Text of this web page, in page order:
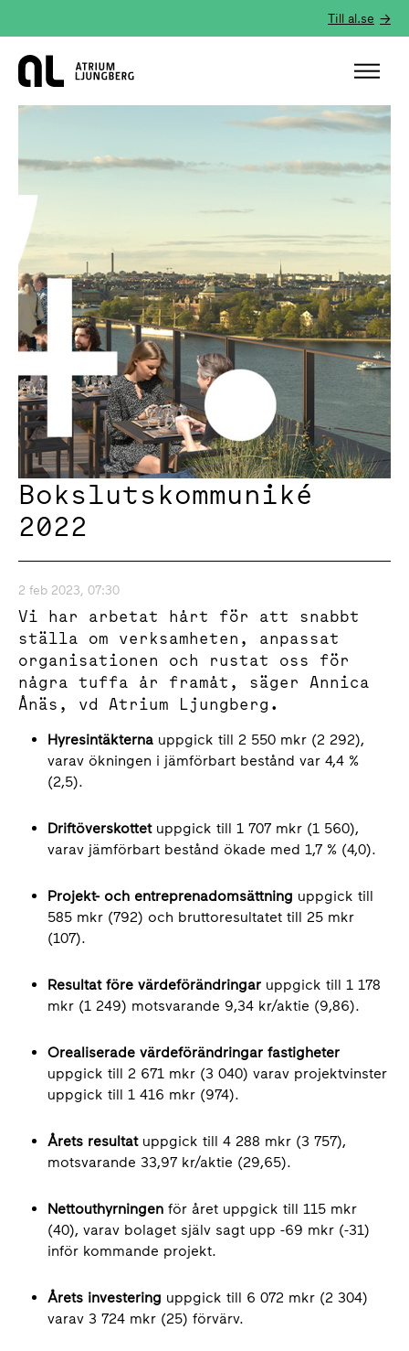
Till al.se
Hem
Bokslutskommuniké
2022
2 feb 2023, 07:30
Vi har arbetat hårt för att snabbt
ställa om verksamheten, anpassat
organisationen och rustat oss för
några tuffa år framåt, säger Annica
Ånäs, vd Atrium Ljungberg.
Hyresintäkterna uppgick till 2 550 mkr (2 292),
varav ökningen i jämförbart bestånd var 4,4 %
(2,5).
Driftöverskottet uppgick till 1 707 mkr (1 560),
varav jämförbart bestånd ökade med 1,7 % (4,0).
Projekt- och entreprenadomsättning uppgick till
585 mkr (792) och bruttoresultatet till 25 mkr
(107).
Resultat före värdeförändringar uppgick till 1 178
mkr (1 249) motsvarande 9,34 kr/aktie (9,86).
Orealiserade värdeförändringar fastigheter
uppgick till 2 671 mkr (3 040) varav projektvinster
uppgick till 1 416 mkr (974).
Årets resultatuppgick till 4 288 mkr (3 757),
motsvarande 33,97 kr/aktie (29,65).
Nettouthyrningen för året uppgick till 115 mkr
(40), varav bolaget själv sagt upp -69 mkr (-31)
inför kommande projekt.
Årets investering uppgick till 6 072 mkr (2 304)
varav 3 724 mkr (25) förvärv.